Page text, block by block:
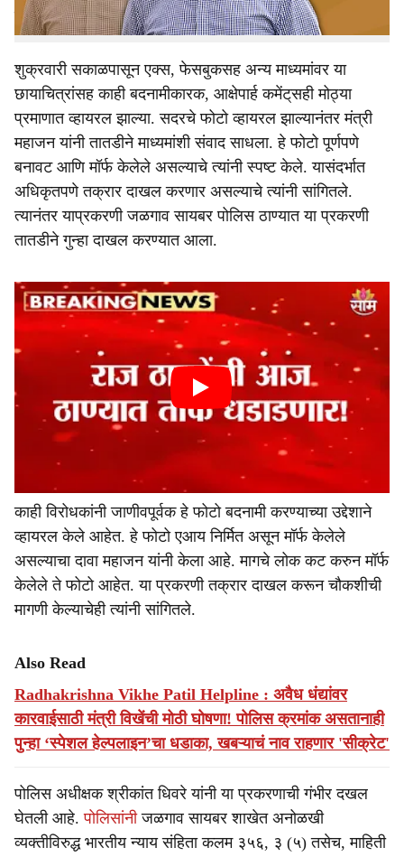
गुन्हा नोंदविला आहे.
शुक्रवारी सकाळपासून एक्स, फेसबुकसह अन्य माध्यमांवर या
छायाचित्रांसह काही बदनामीकारक, आक्षेपार्ह कमेंट्‌सही मोठ्या
प्रमाणात व्हायरल झाल्या. सदरचे फोटो व्हायरल झाल्यानंतर मंत्री
महाजन यांनी तातडीने माध्यमांशी संवाद साधला. हे फोटो पूर्णपणे
बनावट आणि मॉर्फ केलेले असल्याचे त्यांनी स्पष्ट केले. यासंदर्भात
अधिकृतपणे तक्रार दाखल करणार असल्याचे त्यांनी सांगितले.
त्यानंतर याप्रकरणी जळगाव सायबर पोलिस ठाण्यात या प्रकरणी
तातडीने गुन्हा दाखल करण्यात आला.
काही विरोधकांनी जाणीवपूर्वक हे फोटो बदनामी करण्याच्या उद्देशाने
व्हायरल केले आहेत. हे फोटो एआय निर्मित असून मॉर्फ केलेले
असल्याचा दावा महाजन यांनी केला आहे. मागचे लोक कट करुन मॉर्फ
केलेले ते फोटो आहेत. या प्रकरणी तक्रार दाखल करून चौकशीची
मागणी केल्याचेही त्यांनी सांगितले.
Also Read
Radhakrishna Vikhe Patil Helpline : अवैध धंद्यांवर
कारवाईसाठी मंत्री विखेंची मोठी घोषणा! पोलिस क्रमांक असतानाही
पुन्हा ‘स्पेशल हेल्पलाइन’चा धडाका, खबऱ्याचं नाव राहणार 'सीक्रेट'
पोलिस अधीक्षक श्रीकांत धिवरे यांनी या प्रकरणाची गंभीर दखल
घेतली आहे. पोलिसांनीजळगाव सायबर शाखेत अनोळखी
व्यक्तीविरुद्ध भारतीय न्याय संहिता कलम ३५६, ३ (५) तसेच, माहिती